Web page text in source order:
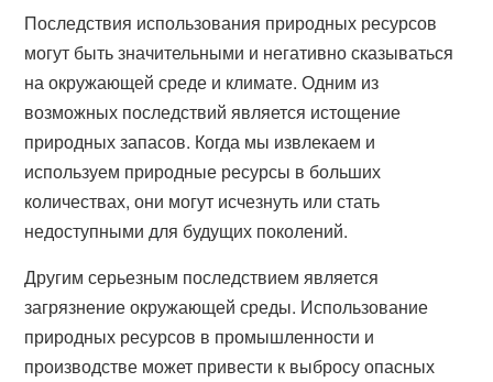
Последствия использования природных ресурсов
могут быть значительными и негативно сказываться
на окружающей среде и климате. Одним из
возможных последствий является истощение
природных запасов. Когда мы извлекаем и
используем природные ресурсы в больших
количествах, они могут исчезнуть или стать
недоступными для будущих поколений.
Другим серьезным последствием является
загрязнение окружающей среды. Использование
природных ресурсов в промышленности и
производстве может привести к выбросу опасных